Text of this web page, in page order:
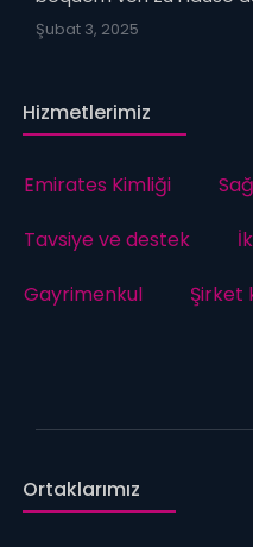
Şubat 3, 2025
Hizmetlerimiz
Emirates Kimliği
Tavsiye ve destek
Gayrimenkul
Şirket
Ortaklarımız